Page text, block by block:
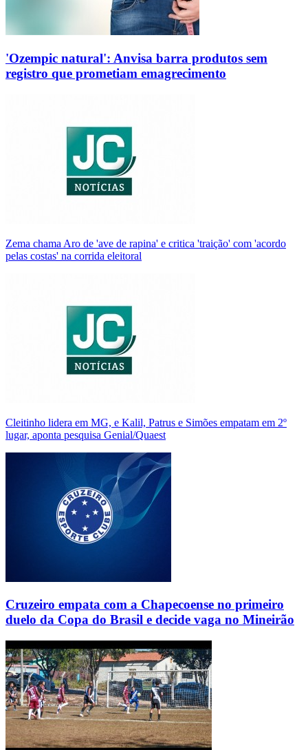
'Ozempic natural': Anvisa barra produtos sem
registro que prometiam emagrecimento
Zema chama Aro de 'ave de rapina' e critica 'traição' com 'acordo
pelas costas' na corrida eleitoral
Cleitinho lidera em MG, e Kalil, Patrus e Simões empatam em 2º
lugar, aponta pesquisa Genial/Quaest
Cruzeiro empata com a Chapecoense no primeiro
duelo da Copa do Brasil e decide vaga no Mineirão